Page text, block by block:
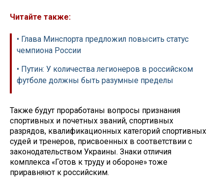
Читайте также:
• Глава Минспорта предложил повысить статус
чемпиона России
• Путин: У количества легионеров в российском
футболе должны быть разумные пределы
Также будут проработаны вопросы признания
спортивных и почетных званий, спортивных
разрядов, квалификационных категорий спортивных
судей и тренеров, присвоенных в соответствии с
законодательством Украины. Знаки отличия
комплекса «Готов к труду и обороне» тоже
приравняют к российским.